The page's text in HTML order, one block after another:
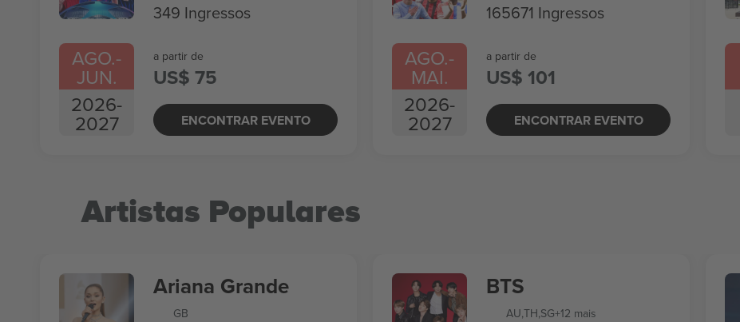
AGO.-
JUN.
2026-
2027
349 Ingressos
a partir de
US$ 75
ENCONTRAR EVENTO
AGO.-
MAI.
2026-
2027
165671 Ingressos
a partir de
US$ 101
ENCONTRAR EVENTO
Artistas Populares
Ariana Grande
GB
BTS
AU,TH,SG+12 mais